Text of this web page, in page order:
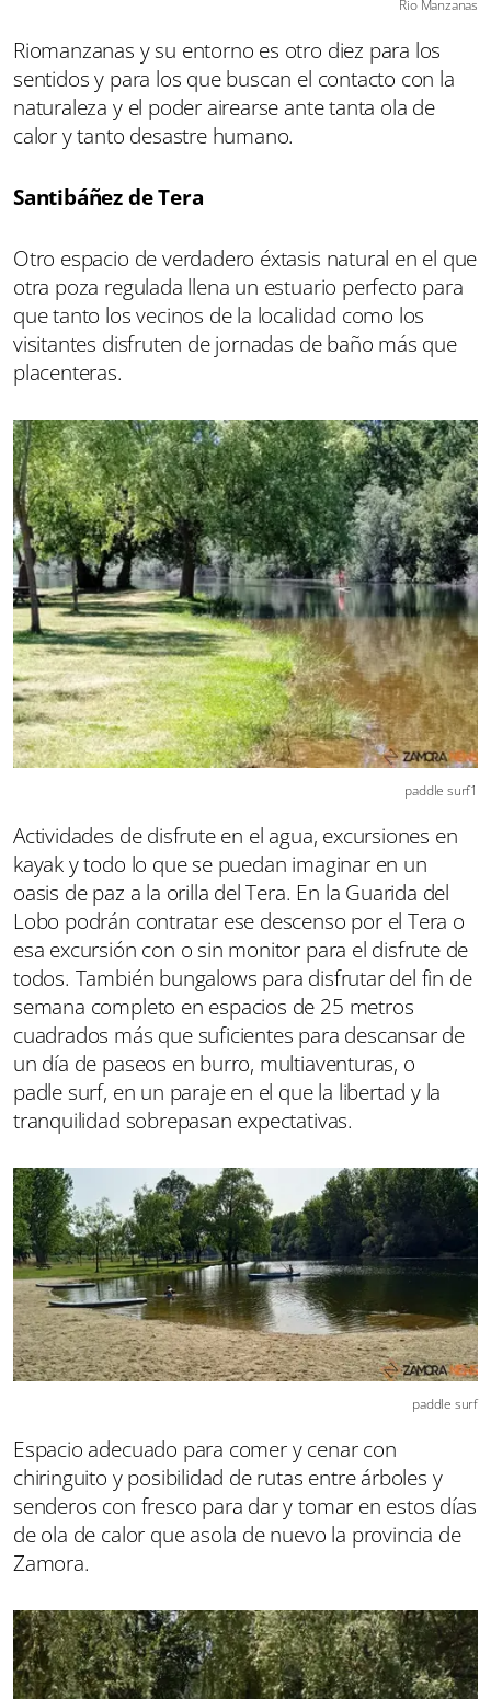
Rio Manzanas
Riomanzanas y su entorno es otro diez para los
sentidos y para los que buscan el contacto con la
naturaleza y el poder airearse ante tanta ola de
calor y tanto desastre humano.
Santibáñez de Tera
Otro espacio de verdadero éxtasis natural en el que
otra poza regulada llena un estuario perfecto para
que tanto los vecinos de la localidad como los
visitantes disfruten de jornadas de baño más que
placenteras.
paddle surf1
Actividades de disfrute en el agua, excursiones en
kayak y todo lo que se puedan imaginar en un
oasis de paz a la orilla del Tera. En la Guarida del
Lobo podrán contratar ese descenso por el Tera o
esa excursión con o sin monitor para el disfrute de
todos. También bungalows para disfrutar del fin de
semana completo en espacios de 25 metros
cuadrados más que suficientes para descansar de
un día de paseos en burro, multiaventuras, o
padle surf, en un paraje en el que la libertad y la
tranquilidad sobrepasan expectativas.
paddle surf
Espacio adecuado para comer y cenar con
chiringuito y posibilidad de rutas entre árboles y
senderos con fresco para dar y tomar en estos días
de ola de calor que asola de nuevo la provincia de
Zamora.